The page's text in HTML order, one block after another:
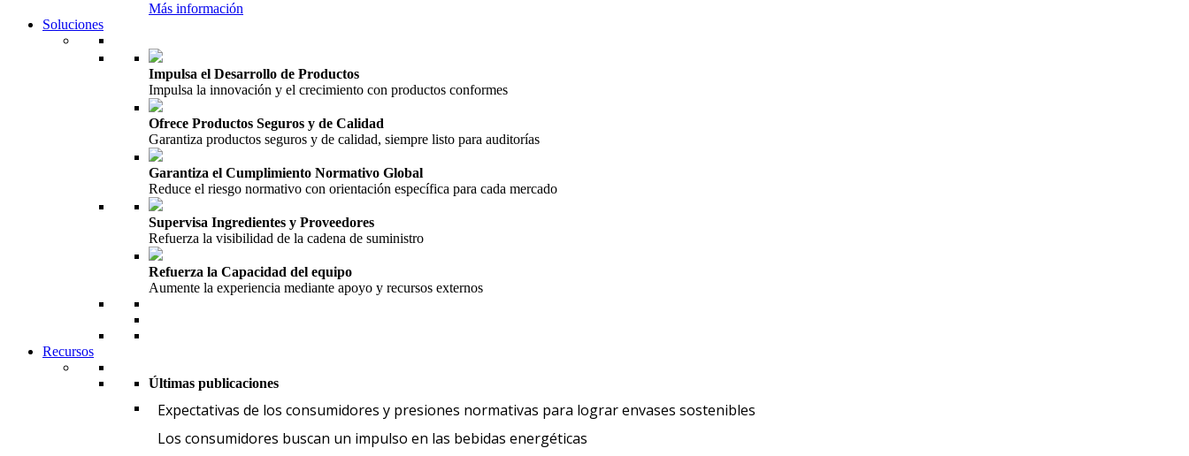
Más información
Soluciones
Impulsa el Desarrollo de Productos
Impulsa la innovación y el crecimiento con productos conformes
Ofrece Productos Seguros y de Calidad
Garantiza productos seguros y de calidad, siempre listo para auditorías
Garantiza el Cumplimiento Normativo Global
Reduce el riesgo normativo con orientación específica para cada mercado
Supervisa Ingredientes y Proveedores
Refuerza la visibilidad de la cadena de suministro
Refuerza la Capacidad del equipo
Aumente la experiencia mediante apoyo y recursos externos
Recursos
Últimas publicaciones
Expectativas de los consumidores y presiones normativas para lograr envases sostenibles
Los consumidores buscan un impulso en las bebidas energéticas